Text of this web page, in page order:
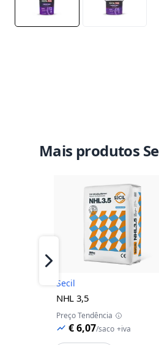
Mais produtos
Imagem
Secil
NHL 3,5
Preço Tendência
€ 6,07/saco +iva
Próximo